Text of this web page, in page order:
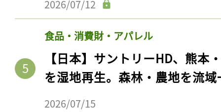
2026/07/12
食品・消費財・アパレル
【日本】サントリーHD、熊本
を湿地再生。森林・農地を流
2026/07/15